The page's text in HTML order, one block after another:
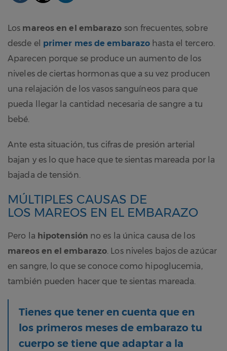
Los mareos en el embarazo son frecuentes, sobre
desde el primer mes de embarazo hasta el tercero.
Aparecen porque se produce un aumento de los
niveles de ciertas hormonas que a su vez producen
una relajación de los vasos sanguíneos para que
pueda llegar la cantidad necesaria de sangre a tu
bebé.
Ante esta situación, tus cifras de presión arterial
bajan y es lo que hace que te sientas mareada por la
bajada de tensión.
MÚLTIPLES CAUSAS DE
LOS MAREOS EN EL EMBARAZO
Pero la hipotensión no es la única causa de los
mareos en el embarazo. Los niveles bajos de azúcar
en sangre, lo que se conoce como hipoglucemia,
también pueden hacer que te sientas mareada.
Tienes que tener en cuenta que en
los primeros meses de embarazo tu
cuerpo se tiene que adaptar a la